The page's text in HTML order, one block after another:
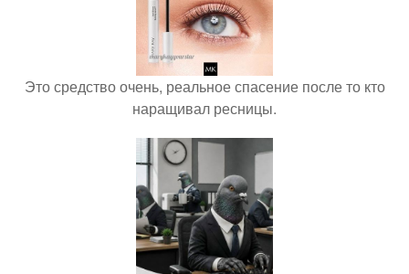
Это средство очень, реальное спасение после то кто
наращивал ресницы.